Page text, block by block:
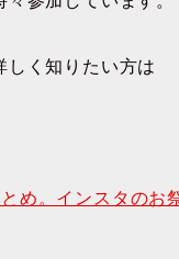
しく知りたい方は
め。インスタの